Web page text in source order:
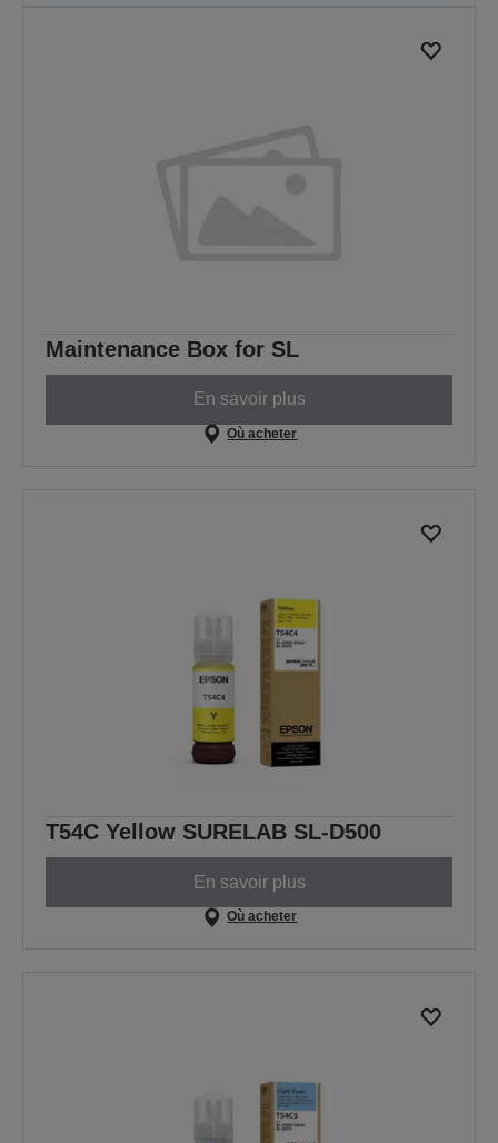
Maintenance Box for SL
En savoir plus
Où acheter
T54C Yellow SURELAB SL-D500
En savoir plus
Où acheter